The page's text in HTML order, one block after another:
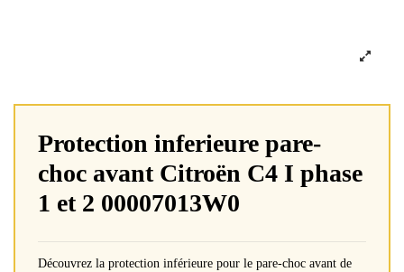
Protection inferieure pare-
choc avant Citroën C4 I phase
1 et 2 00007013W0
Découvrez la protection inférieure pour le pare-choc avant de